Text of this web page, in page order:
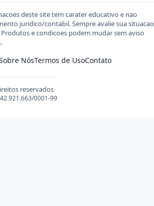
deste site tem carater educativo e nao
juridico/contabil. Sempre avalie sua situacao
e condicoes podem mudar sem aviso
.
NósTermos de UsoContato
reservados
0001-99